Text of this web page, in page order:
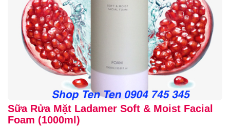
Sữa Rửa Mặt Ladamer Soft & Moist Facial
Foam (1000ml)